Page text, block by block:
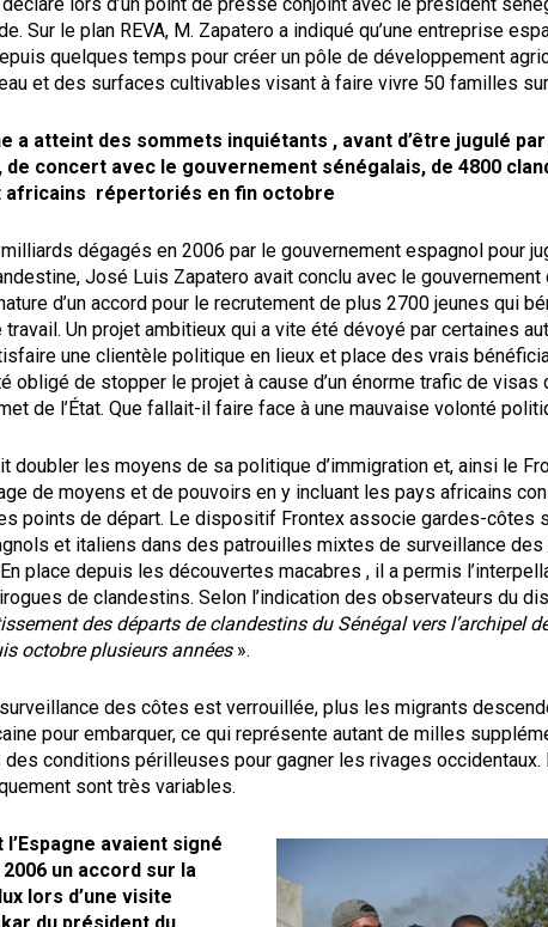
Sur le plan REVA, M. Zapatero a indiqué qu’une entreprise
quelques temps pour créer un pôle de développement
et des surfaces cultivables visant à faire vivre 50 familles
a atteint des sommets inquiétants , avant d’être jugulé
concert avec le gouvernement sénégalais, de 4800
africains répertoriés en fin octobre
dégagés en 2006 par le gouvernement espagnol pour
José Luis Zapatero avait conclu avec le gouvernement
d’un accord pour le recrutement de plus 2700 jeunes qui
Un projet ambitieux qui a vite été dévoyé par certaines
une clientèle politique en lieux et place des vrais
obligé de stopper le projet à cause d’un énorme trafic de visas
de l’État. Que fallait-il faire face à une mauvaise volonté
doubler les moyens de sa politique d’immigration et, ainsi le
de moyens et de pouvoirs en y incluant les pays africains
points de départ. Le dispositif Frontex associe gardes-côtes
et italiens dans des patrouilles mixtes de surveillance des
place depuis les découvertes macabres , il a permis
de clandestins. Selon l’indication des observateurs du
des départs de clandestins du Sénégal vers l’archipel
octobre plusieurs années ».
des côtes est verrouillée, plus les migrants
pour embarquer, ce qui représente autant de milles
conditions périlleuses pour gagner les rivages occidentaux.
sont très variables.
avaient signé
un accord sur la
lors d’une visite
du président du